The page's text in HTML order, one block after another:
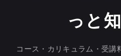
っと
コース・カリキュラム・受講